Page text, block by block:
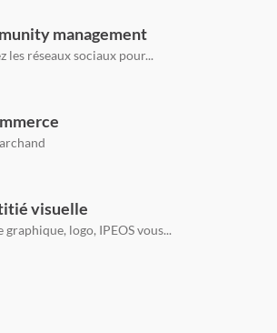
management
les réseaux sociaux pour...
visuelle
graphique, logo, IPEOS vous...